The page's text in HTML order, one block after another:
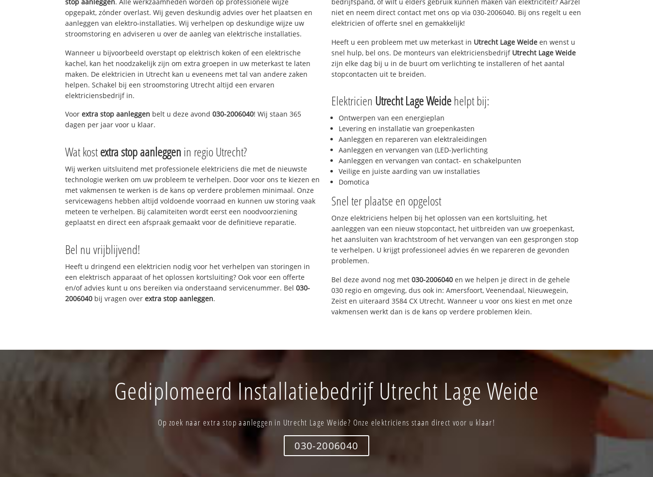
opgepakt, zónder overlast. Wij geven deskundig advies over het plaatsen en
aanleggen van elektro-installaties. Wij verhelpen op deskundige wijze uw
stroomstoring en adviseren u over de aanleg van elektrische installaties.
Wanneer u bijvoorbeeld overstapt op elektrisch koken of een elektrische
kachel, kan het noodzakelijk zijn om extra groepen in uw meterkast te laten
maken. De elektricien in Utrecht kan u eveneens met tal van andere zaken
helpen. Schakel bij een stroomstoring Utrecht altijd een ervaren
elektriciensbedrijf in.
Voorextra stop aanleggen belt u deze avond030-2006040! Wij staan 365
dagen per jaar voor u klaar.
Wat kostextra stop aanleggen in regio Utrecht?
Wij werken uitsluitend met professionele elektriciens die met de nieuwste
technologie werken om uw probleem te verhelpen. Door voor ons te kiezen en
met vakmensen te werken is de kans op verdere problemen minimaal. Onze
servicewagens hebben altijd voldoende voorraad en kunnen uw storing vaak
meteen te verhelpen. Bij calamiteiten wordt eerst een noodvoorziening
geplaatst en direct een afspraak gemaakt voor de definitieve reparatie.
Bel nu vrijblijvend!
Heeft u dringend een elektricien nodig voor het verhelpen van storingen in
een elektrisch apparaat of het oplossen kortsluiting? Ook voor een offerte
en/of advies kunt u ons bereiken via onderstaand servicenummer. Bel030-
2006040 bij vragen overextra stop aanleggen.
niet en neem direct contact met ons op via 030-2006040. Bij ons regelt u een
elektricien of offerte snel en gemakkelijk!
Heeft u een probleem met uw meterkast in Utrecht Lage Weide en wenst u
snel hulp, bel ons. De monteurs van elektriciensbedrijf Utrecht Lage Weide
zijn elke dag bij u in de buurt om verlichting te installeren of het aantal
stopcontacten uit te breiden.
Elektricien Utrecht Lage Weidehelpt bij:
Ontwerpen van een energieplan
Levering en installatie van groepenkasten
Aanleggen en repareren van elektraleidingen
Aanleggen en vervangen van (LED-)verlichting
Aanleggen en vervangen van contact- en schakelpunten
Veilige en juiste aarding van uw installaties
Domotica
Snel ter plaatse en opgelost
Onze elektriciens helpen bij het oplossen van een kortsluiting, het
aanleggen van een nieuw stopcontact, het uitbreiden van uw groepenkast,
het aansluiten van krachtstroom of het vervangen van een gesprongen stop
te verhelpen. U krijgt professioneel advies én we repareren de gevonden
problemen.
Bel deze avond nog met 030-2006040 en we helpen je direct in de gehele
030 regio en omgeving, dus ook in: Amersfoort, Veenendaal, Nieuwegein,
Zeist en uiteraard 3584 CX Utrecht. Wanneer u voor ons kiest en met onze
vakmensen werkt dan is de kans op verdere problemen klein.
Gediplomeerd Installatiebedrijf Utrecht Lage Weide
Op zoek naar extra stop aanleggen in Utrecht Lage Weide? Onze elektriciens staan direct voor u klaar!
030-2006040